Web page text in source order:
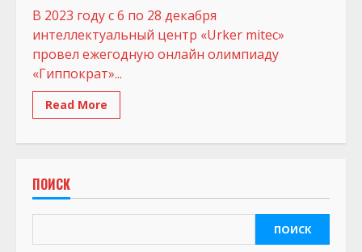
В 2023 году с 6 по 28 декабря
интеллектуальный центр «Urker mitec»
провел ежегодную онлайн олимпиаду
«Гиппократ»...
Read More
ПОИСК
ПОИСК